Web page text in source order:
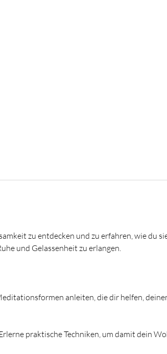
zu entdecken und zu erfahren, wie du
und Gelassenheit zu erlangen.
anleiten, die dir helfen,
praktische Techniken, um damit dein